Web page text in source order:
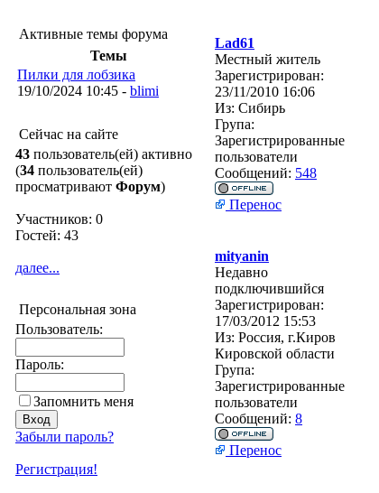
Активные темы форума
Темы
Пилки для лобзика
19/10/2024 10:45 - blimi
Сейчас на сайте
43 пользователь(ей) активно
(34 пользователь(ей)
просматривают Форум)
Участников: 0
Гостей: 43
далее...
Персональная зона
Пользователь:
Пароль:
Запомнить меня
Забыли пароль?
Регистрация!
Lad61
Местный житель
Зарегистрирован:
23/11/2010 16:06
Из: Сибирь
Група:
Зарегистрированные
пользователи
Сообщений: 548
Перенос
mityanin
Недавно
подключившийся
Зарегистрирован:
17/03/2012 15:53
Из: Россия, г.Киров
Кировской области
Група:
Зарегистрированные
пользователи
Сообщений: 8
Перенос